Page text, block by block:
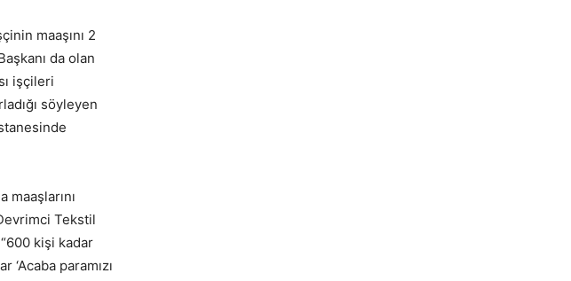
maaşını 2
da olan
işçileri
söyleyen
maaşlarını
Tekstil
kişi kadar
‘Acaba paramızı